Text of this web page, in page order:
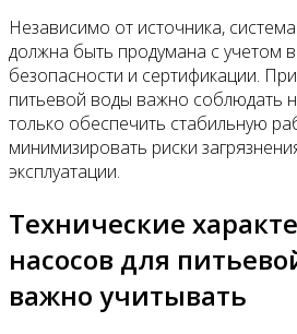
Независимо от источника,
должна быть продумана с учетом
безопасности и сертификации.
питьевой воды важно соблюдать
только обеспечить стабильную
минимизировать риски
эксплуатации.
Технические
насосов для
важно учитывать